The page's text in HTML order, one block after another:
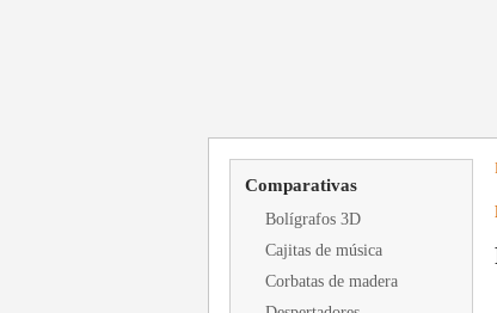
Comparativas
Bolígrafos 3D
Cajitas de música
Corbatas de madera